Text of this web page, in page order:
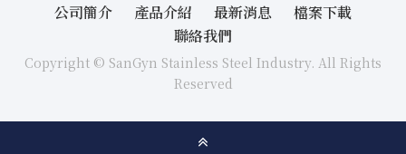
公司簡介
產品介紹 最新消息
檔案下載
聯絡我們
Copyright © SanGyn Stainless Steel Industry. All Rights
Reserved